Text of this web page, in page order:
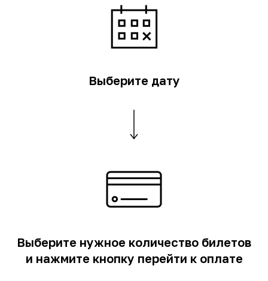
Выберите дату
Выберите нужное количество билетов
и нажмите кнопку перейти к оплате